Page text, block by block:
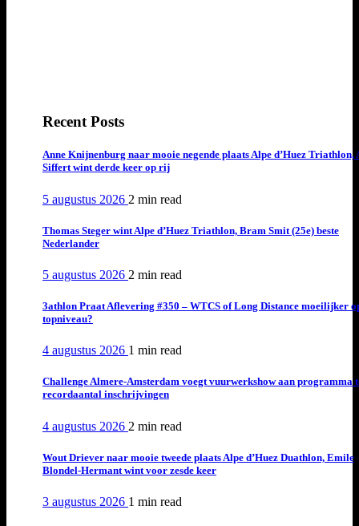
Recent Posts
Anne Knijnenburg naar mooie negende plaats Alpe d’Huez Triathlon,
Siffert wint derde keer op rij
5 augustus 2026 2 min read
Thomas Steger wint Alpe d’Huez Triathlon, Bram Smit (25e) beste
Nederlander
5 augustus 2026 2 min read
3athlon Praat Aflevering #350 – WTCS of Long Distance moeilijker
topniveau?
4 augustus 2026 1 min read
Challenge Almere-Amsterdam voegt vuurwerkshow aan programma
recordaantal inschrijvingen
4 augustus 2026 2 min read
Wout Driever naar mooie tweede plaats Alpe d’Huez Duathlon, Emile
Blondel-Hermant wint voor zesde keer
3 augustus 2026 1 min read